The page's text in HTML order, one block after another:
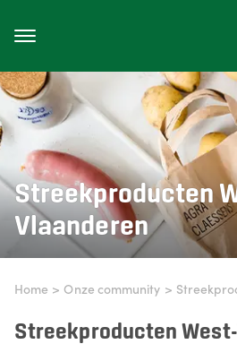
Streekproducten
Vlaanderen
Home > Onze community >
Streekproducten